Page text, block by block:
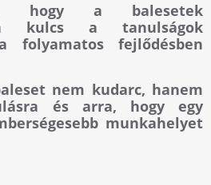
hogy a balesetek
a kulcs a tanulságok
folyamatos fejlődésben
nem kudarc, hanem
és arra, hogy egy
munkahelyet